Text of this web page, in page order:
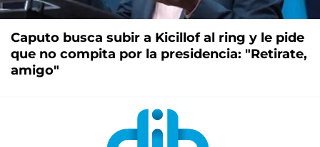
Caputo busca subir a Kicillof al ring y le pide
que no compita por la presidencia: "Retirate,
amigo"